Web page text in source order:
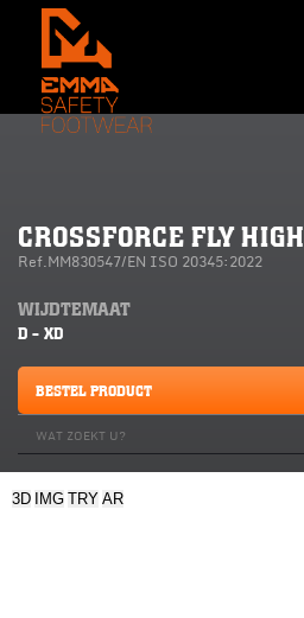
CROSSFORCE FLY HIGH
Ref.MM830547/EN ISO 20345:2022
WIJDTEMAAT
D - XD
BESTEL PRODUCT
3D IMG TRY AR